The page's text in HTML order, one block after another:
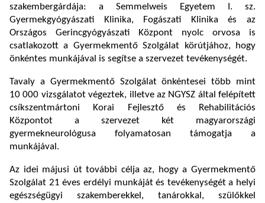
szakembergárdája: a Semmelweis Egyetem I. sz.
Gyermekgyógyászati Klinika, Fogászati Klinika és az
Országos Gerincgyógyászati Központ nyolc orvosa is
csatlakozott a Gyermekmentő Szolgálat körútjához, hogy
önkéntes munkájával is segítse a szervezet tevékenységét.
Tavaly a Gyermekmentő Szolgálat önkéntesei több mint
10 000 vizsgálatot végeztek, illetve az NGYSZ által felépített
csíkszentmártoni Korai Fejlesztő és Rehabilitációs
Központot a szervezet két magyarországi
gyermekneurológusa folyamatosan támogatja a
munkájával.
Az idei májusi út további célja az, hogy a Gyermekmentő
Szolgálat 21 éves erdélyi munkáját és tevékenységét a helyi
egészségügyi szakemberekkel, tanárokkal, szülőkkel